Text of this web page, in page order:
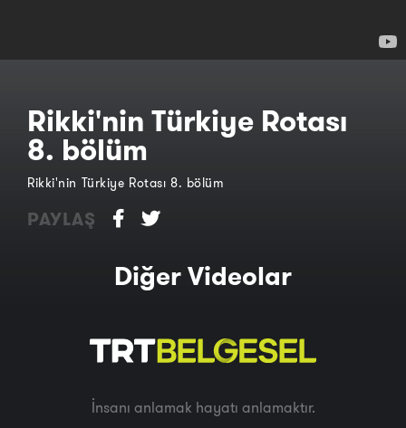
Rikki'nin Türkiye Rotası
8. bölüm
Rikki'nin Türkiye Rotası 8. bölüm
PAYLAŞ
Diğer Videolar
İnsanı anlamak hayatı anlamaktır.